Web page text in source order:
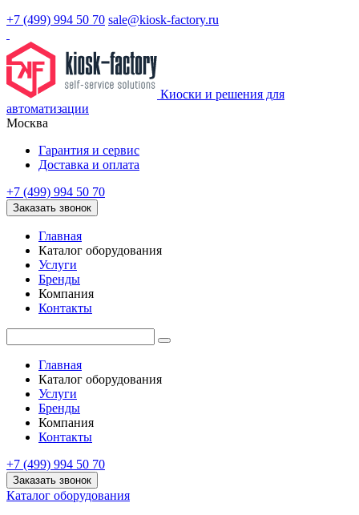
+7 (499) 994 50 70 sale@kiosk-factory.ru
Киоски и решения для
автоматизации
Москва
Гарантия и сервис
Доставка и оплата
+7 (499) 994 50 70
Заказать звонок
Главная
Каталог оборудования
Услуги
Бренды
Компания
Контакты
Главная
Каталог оборудования
Услуги
Бренды
Компания
Контакты
+7 (499) 994 50 70
Заказать звонок
Каталог оборудования